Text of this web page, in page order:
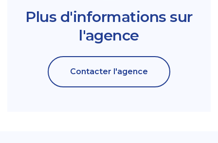
Plus d'informations sur
l'agence
Contacter l'agence